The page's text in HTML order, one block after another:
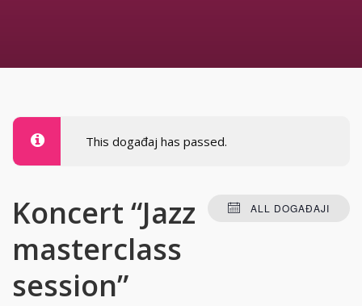
This događaj has passed.
ALL DOGAĐAJI
Koncert “Jazz
masterclass
session”